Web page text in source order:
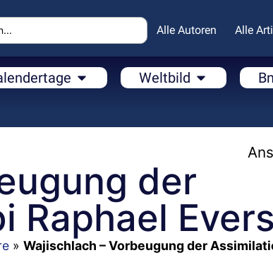
Alle Autoren Alle
Weltbild
der
Raphael Evers
» Wajischlach – Vorbeugung der